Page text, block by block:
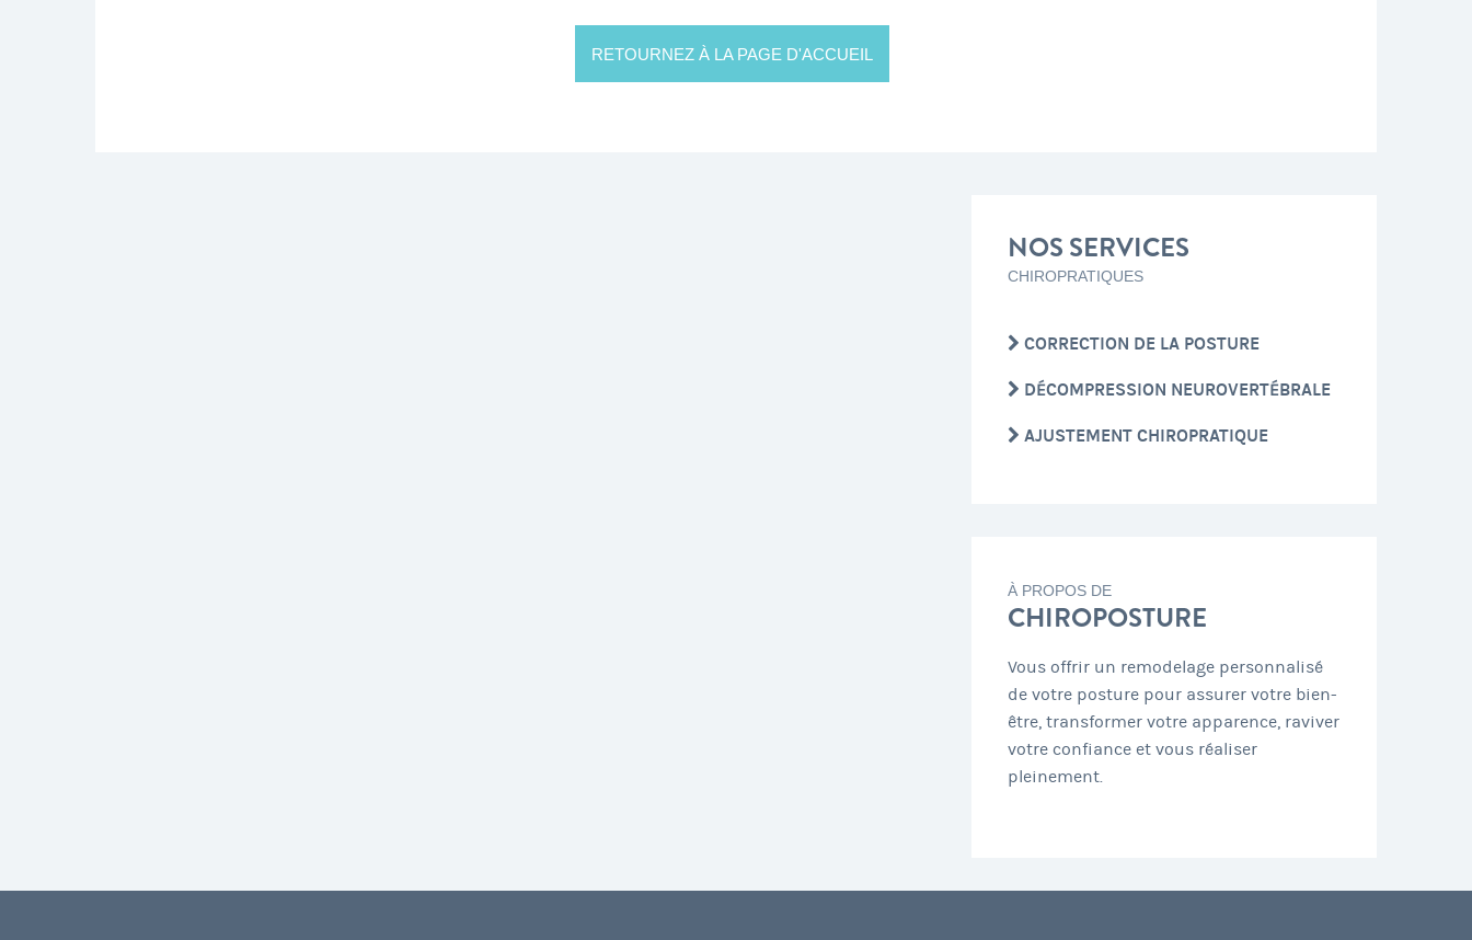
RETOURNEZ À LA PAGE D'ACCUEIL
NOS SERVICES
CHIROPRATIQUES
CORRECTION DE LA POSTURE
DÉCOMPRESSION NEUROVERTÉBRALE
AJUSTEMENT CHIROPRATIQUE
À PROPOS DE
CHIROPOSTURE
Vous offrir un remodelage personnalisé
de votre posture pour assurer votre bien-
être, transformer votre apparence, raviver
votre confiance et vous réaliser
pleinement.